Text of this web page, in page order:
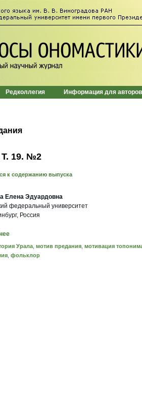
Редколлегия Информация для авторов
Т. 19. №2
к содержанию выпуска
Елена Эдуардовна
федеральный университет
Россия
Урала мотив предания мотивация
фольклор